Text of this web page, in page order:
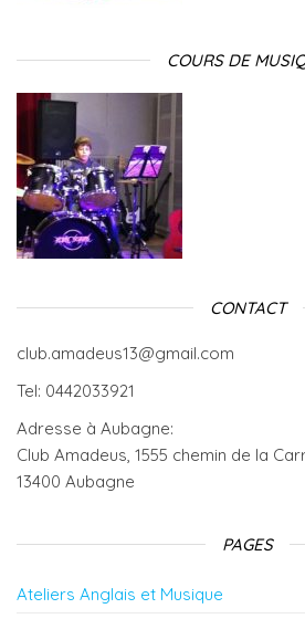
COURS DE
CONTACT
club.amadeus13@gmail.com
Tel: 0442033921
Adresse à Aubagne:
Club Amadeus, 1555 chemin de la
13400 Aubagne
PAGES
Ateliers Anglais et Musique